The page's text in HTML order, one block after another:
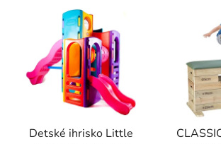
Detské ihrisko Little